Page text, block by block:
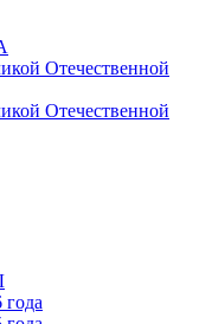
Отечественной
Отечественной